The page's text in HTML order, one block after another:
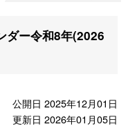
ダー令和8年(2026
公開日 2025年12月01日
更新日 2026年01月05日